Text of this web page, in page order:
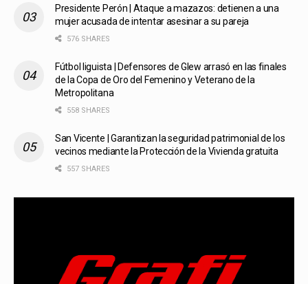
Presidente Perón | Ataque a mazazos: detienen a una
mujer acusada de intentar asesinar a su pareja
576 SHARES
Fútbol liguista | Defensores de Glew arrasó en las finales
de la Copa de Oro del Femenino y Veterano de la
Metropolitana
558 SHARES
San Vicente | Garantizan la seguridad patrimonial de los
vecinos mediante la Protección de la Vivienda gratuita
557 SHARES